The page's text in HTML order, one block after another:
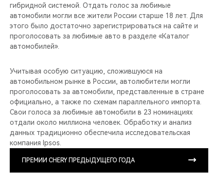
гибридной системой. Отдать голос за любимые
автомобили могли все жители России старше 18 лет. Для
этого было достаточно зарегистрироваться на сайте и
проголосовать за любимые авто в разделе «Каталог
автомобилей».
Учитывая особую ситуацию, сложившуюся на
автомобильном рынке в России, автолюбители могли
проголосовать за автомобили, представленные в стране
официально, а также по схемам параллельного импорта.
Свои голоса за любимые автомобили в 23 номинациях
отдали около миллиона человек. Обработку и анализ
данных традиционно обеспечила исследовательская
компания Ipsos.
ПРЕМИИ CHERY ПРЕДЫДУЩЕГО ГОДА